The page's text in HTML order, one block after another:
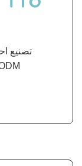
ODM بدءًا من التصميم وحتى الإنتاج.